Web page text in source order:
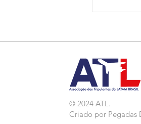
© 2024 ATL.
Criado por Pegadas